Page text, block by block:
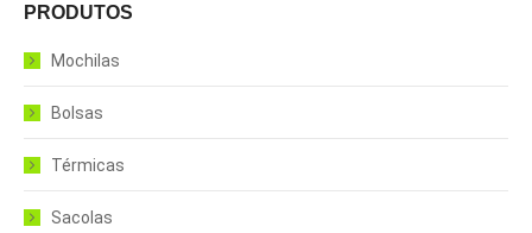
PRODUTOS
Mochilas
Bolsas
Térmicas
Sacolas